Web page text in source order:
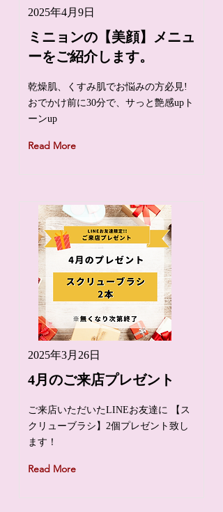
2025年4月9日
ミニョンの【美顔】メニュ
ーをご紹介します。
乾燥肌、くすみ肌でお悩みの方必見!
おでかけ前に30分で、サっと艶感upト
ーンup
Read More
2025年3月26日
4月のご来店プレゼント
ご来店いただいたLINEお友達に 【ス
クリューブラシ】2個プレゼント致し
ます！
Read More